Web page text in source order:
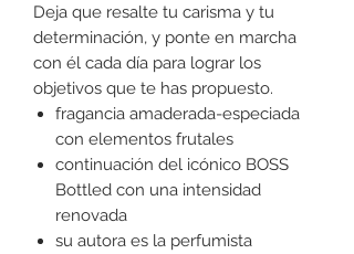
Deja que resalte tu carisma y tu
determinación, y ponte en marcha
con él cada día para lograr los
objetivos que te has propuesto.
fragancia amaderada-especiada
con elementos frutales
continuación del icónico BOSS
Bottled con una intensidad
renovada
su autora es la perfumista